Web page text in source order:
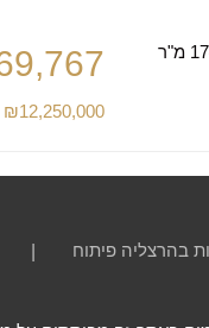
מ"ר
₪12,250,000
בהרצליה פיתוח